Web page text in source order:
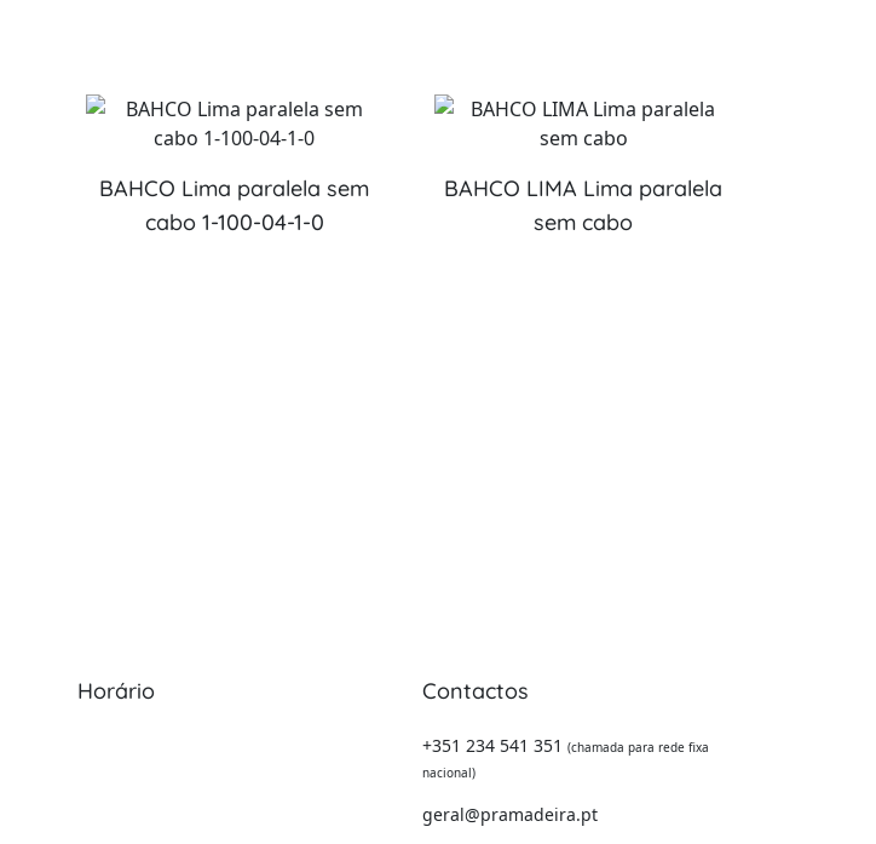
BAHCO Lima paralela sem
cabo 1-100-04-1-0
BAHCO LIMA Lima paralela
sem cabo
Horário Contactos
+351 234 541 351 (chamada para rede fixa
nacional)
geral@pramadeira.pt